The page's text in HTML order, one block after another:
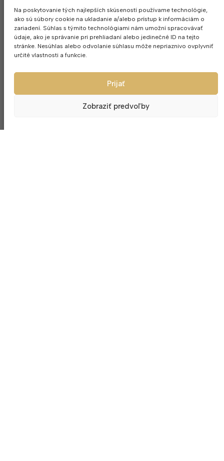
Na poskytovanie tých najlepších skúseností používame technológie,
ako sú súbory cookie na ukladanie a/alebo prístup k informáciám o
zariadení. Súhlas s týmito technológiami nám umožní spracovávať
údaje, ako je správanie pri prehliadaní alebo jedinečné ID na tejto
stránke. Nesúhlas alebo odvolanie súhlasu môže nepriaznivo ovplyvniť
určité vlastnosti a funkcie.
Prijať
Zobraziť predvoľby
190ml